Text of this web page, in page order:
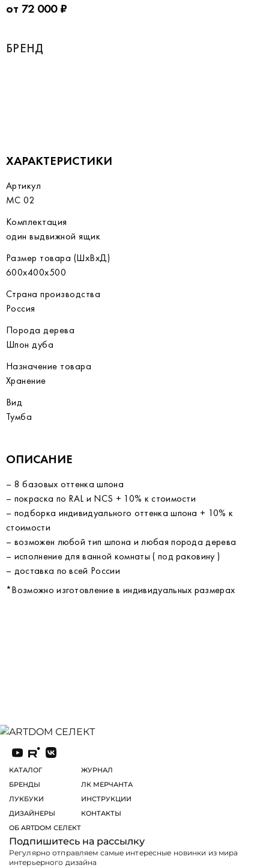
от 72 000 ₽
БРЕНД
ХАРАКТЕРИСТИКИ
Артикул
MC 02
Комплектация
один выдвижной ящик
Размер товара (ШхВхД)
600х400х500
Страна производства
Россия
Порода дерева
Шпон дуба
Назначение товара
Хранение
Вид
Тумба
ОПИСАНИЕ
– 8 базовых оттенка шпона
– покраска по RAL и NCS + 10% к стоимости
– подборка индивидуального оттенка шпона + 10% к
стоимости
– возможен любой тип шпона и любая порода дерева
– исполнение для ванной комнаты ( под раковину )
– доставка по всей России
*Возможно изготовление в индивидуальных размерах
КАТАЛОГ
БРЕНДЫ
ЛУКБУКИ
ДИЗАЙНЕРЫ
ОБ ARTDOM СЕЛЕКТ
ЖУРНАЛ
ЛК МЕРЧАНТА
ИНСТРУКЦИИ
КОНТАКТЫ
Подпишитесь на рассылку
Регулярно отправляем самые интересные новинки из мира
интерьерного дизайна